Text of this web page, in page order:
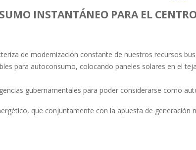
INSTANTÁNEO PARA EL
de modernización constante de nuestros recursos
para autoconsumo, colocando paneles solares en el
gubernamentales para poder considerarse como
que conjuntamente con la apuesta de